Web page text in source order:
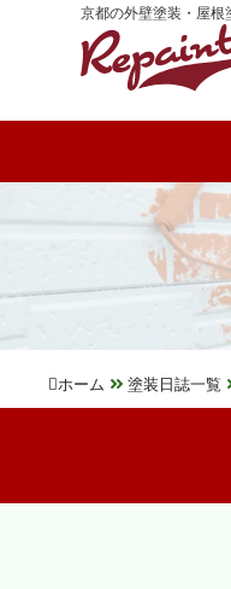
京都の外壁塗装・屋根
ホーム 塗装日誌一覧